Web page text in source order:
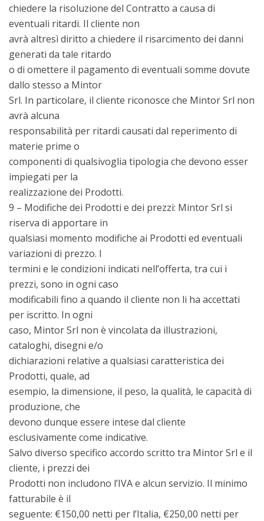
chiedere la risoluzione del Contratto a causa di
eventuali ritardi. Il cliente non
avrà altresì diritto a chiedere il risarcimento dei danni
generati da tale ritardo
o di omettere il pagamento di eventuali somme dovute
dallo stesso a Mintor
Srl. In particolare, il cliente riconosce che Mintor Srl non
avrà alcuna
responsabilità per ritardi causati dal reperimento di
materie prime o
componenti di qualsivoglia tipologia che devono esser
impiegati per la
realizzazione dei Prodotti.
9 – Modifiche dei Prodotti e dei prezzi: Mintor Srl si
riserva di apportare in
qualsiasi momento modifiche ai Prodotti ed eventuali
variazioni di prezzo. I
termini e le condizioni indicati nell’offerta, tra cui i
prezzi, sono in ogni caso
modificabili fino a quando il cliente non li ha accettati
per iscritto. In ogni
caso, Mintor Srl non è vincolata da illustrazioni,
cataloghi, disegni e/o
dichiarazioni relative a qualsiasi caratteristica dei
Prodotti, quale, ad
esempio, la dimensione, il peso, la qualità, le capacità di
produzione, che
devono dunque essere intese dal cliente
esclusivamente come indicative.
Salvo diverso specifico accordo scritto tra Mintor Srl e il
cliente, i prezzi dei
Prodotti non includono l’IVA e alcun servizio. Il minimo
fatturabile è il
seguente: €150,00 netti per l’Italia, €250,00 netti per